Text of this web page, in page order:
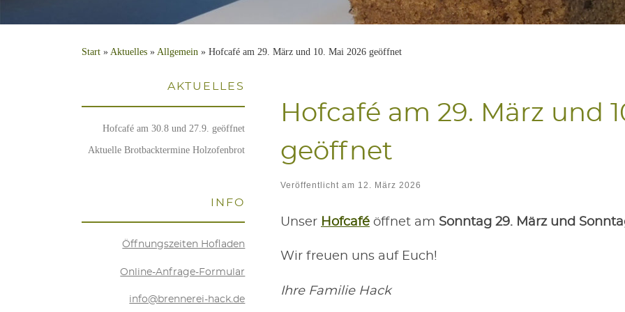
Start »Aktu­el­les »Allgemein » Hofcafé am 29. März und 10. Mai 2026 geöffnet
Hof­ca­fé am 29. März und
geöffnet
Veröffentlicht am 12. März 2026
Unser Hof­ca­fé öff­net am Sonn­tag 29. März und
Wir freu­en uns auf Euch!
Ihre Fami­lie Hack
AKTU­EL­LES
Hof­ca­fé am 30.8 und 27.9. geöffnet
Aktu­el­le Brot­back­ter­mi­ne Holzofenbrot
INFO
Öff­nungs­zei­ten Hofladen
Online-Anfra­ge-For­mu­lar
info@brennerei-hack.de